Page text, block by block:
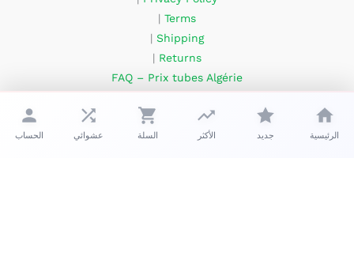
Terms
|
Shipping
|
Returns
|
FAQ – Prix tubes Algérie
الرئيسية جديد الأكثر السلة عشوائي الحساب